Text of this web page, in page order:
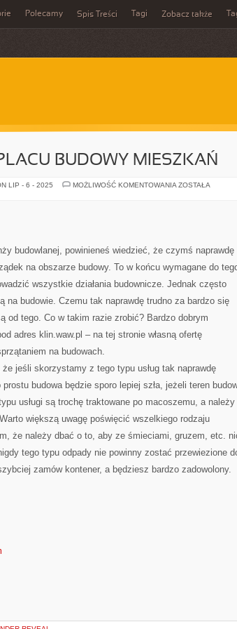
Polecamy Spis Treści Tagi Zobacz także
BUDOWY MIESZKAŃ
LIP - 6 - 2025 MOŻLIWOŚĆ KOMENTOWANIA SPRZĄTANIE
ZOSTAŁA
budowlanej, powinieneś wiedzieć, że czymś naprawdę
na obszarze budowy. To w końcu wymagane do
wszystkie działania budownicze. Jednak często
na budowie. Czemu tak naprawdę trudno za bardzo się
od tego. Co w takim razie zrobić? Bardzo dobrym
adres klin.waw.pl – na tej stronie własną ofertę
na budowach.
jeśli skorzystamy z tego typu usług tak naprawdę
budowa będzie sporo lepiej szła, jeżeli teren
usługi są trochę traktowane po macoszemu, a należy
większą uwagę poświęcić wszelkiego rodzaju
że należy dbać o to, aby ze śmieciami, gruzem, etc.
tego typu odpady nie powinny zostać przewiezione
zamów kontener, a będziesz bardzo zadowolony.